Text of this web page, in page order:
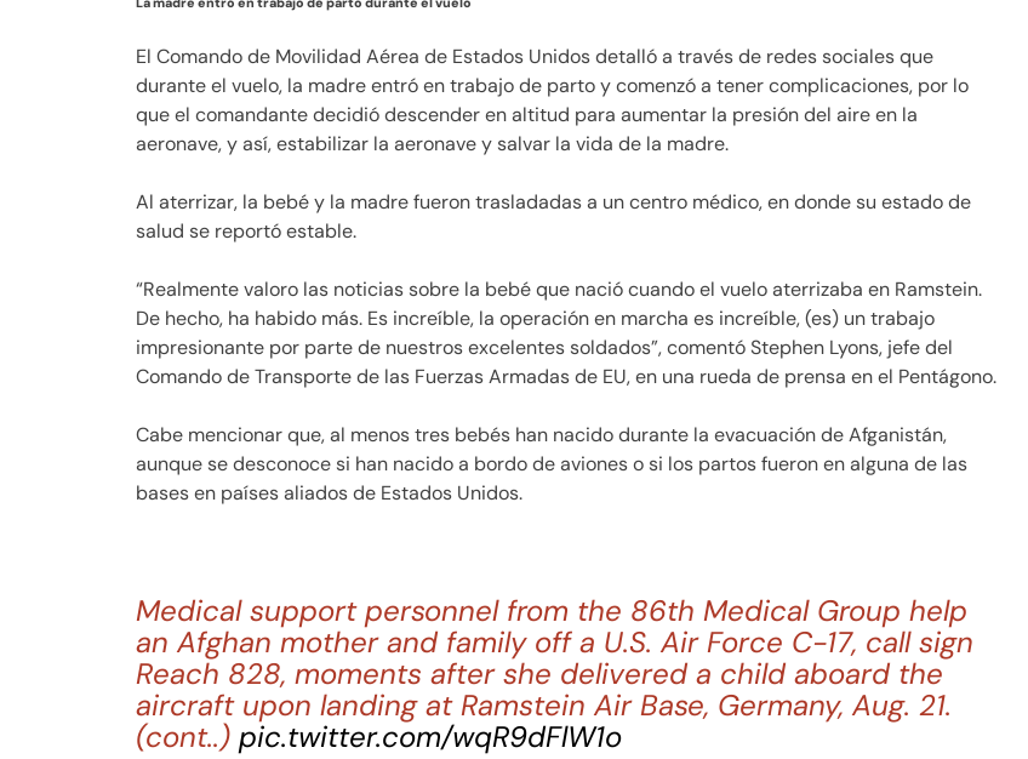
El Comando de Movilidad Aérea de Estados Unidos detalló a través de redes sociales que
durante el vuelo, la madre entró en trabajo de parto y comenzó a tener complicaciones, por lo
que el comandante decidió descender en altitud para aumentar la presión del aire en la
aeronave, y así, estabilizar la aeronave y salvar la vida de la madre.
Al aterrizar, la bebé y la madre fueron trasladadas a un centro médico, en donde su estado de
salud se reportó estable.
“Realmente valoro las noticias sobre la bebé que nació cuando el vuelo aterrizaba en Ramstein.
De hecho, ha habido más. Es increíble, la operación en marcha es increíble, (es) un trabajo
impresionante por parte de nuestros excelentes soldados”, comentó Stephen Lyons, jefe del
Comando de Transporte de las Fuerzas Armadas de EU, en una rueda de prensa en el Pentágono.
Cabe mencionar que, al menos tres bebés han nacido durante la evacuación de Afganistán,
aunque se desconoce si han nacido a bordo de aviones o si los partos fueron en alguna de las
bases en países aliados de Estados Unidos.
Medical support personnel from the 86th Medical Group help
an Afghan mother and family off a U.S. Air Force C-17, call sign
Reach 828, moments after she delivered a child aboard the
aircraft upon landing at Ramstein Air Base, Germany, Aug. 21.
(cont..) pic.twitter.com/wqR9dFlW1o